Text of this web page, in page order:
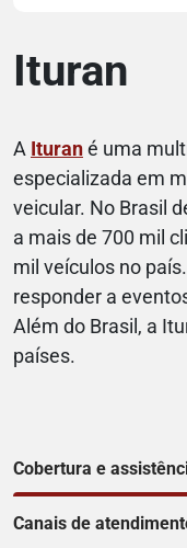
Ituran
A Iturané uma
especializada em
veicular. No Brasil
a mais de 700 mil
mil veículos no
responder a
Além do Brasil, a
países.
Cobertura e
Canais de